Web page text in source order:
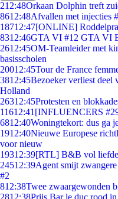
212:48Orkaan Dolphin treft
8612:48Afvallen met injecties
18712:47[ONLINE]
8312:46GTA VI #12 GTA VI
2612:45OM-Teamleider met
basisscholen
20012:45Tour de France
3812:45Bezoeker verliest deel
Holland
26312:45Protesten en
11612:41 [INFLUENCERS
6812:40Woningtekort: dus ga
1912:40Nieuwe Europese
voor nieuw
19312:39[RTL] B&B vol liefde
24512:39Agent smijt
#2
812:38Twee zwaargewonden
2812:38Prijs Bar le duc rood